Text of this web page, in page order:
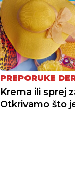
PREPORUKE
Krema ili sprej
Otkrivamo što